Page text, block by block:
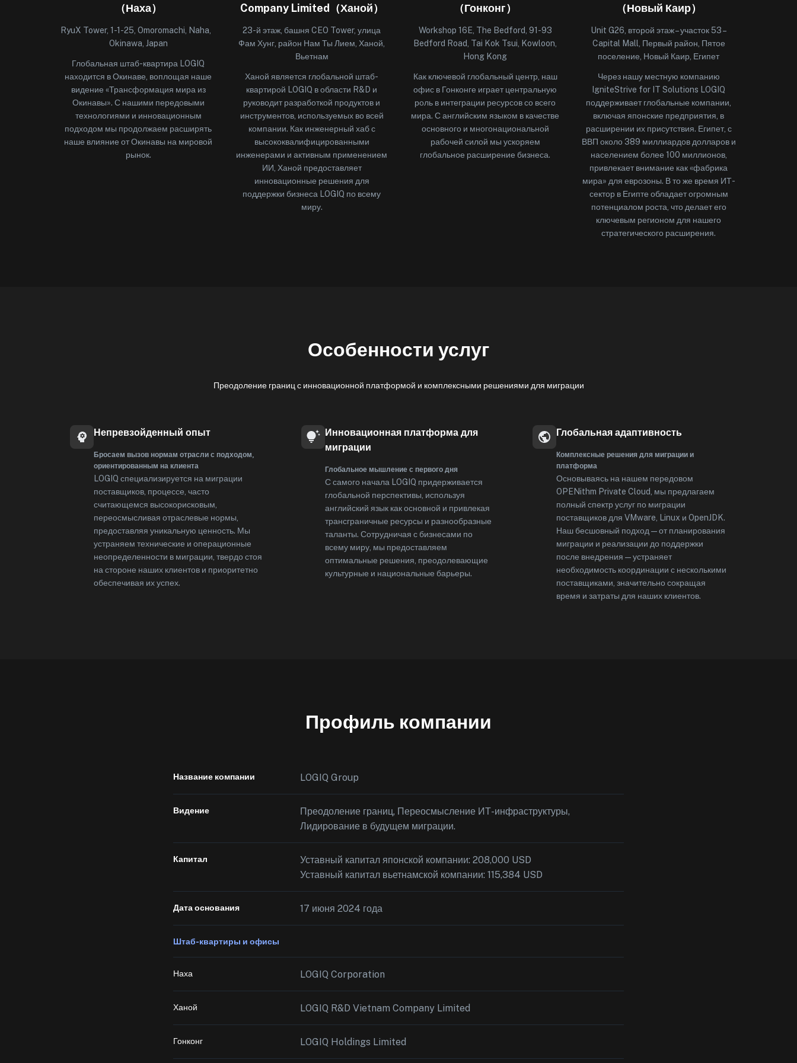
（Наха）
RyuX Tower, 1-1-25, Omoromachi, Naha,
Okinawa, Japan
Глобальная штаб-квартира LOGIQ
находится в Окинаве, воплощая наше
видение «Трансформация мира из
Окинавы». С нашими передовыми
технологиями и инновационным
подходом мы продолжаем расширять
наше влияние от Окинавы на мировой
рынок.
Company Limited（Ханой）
23-й этаж, башня CEO Tower, улица
Фам Хунг, район Нам Ты Лием, Ханой,
Вьетнам
Ханой является глобальной штаб-
квартирой LOGIQ в области R&D и
руководит разработкой продуктов и
инструментов, используемых во всей
компании. Как инженерный хаб с
высококвалифицированными
инженерами и активным применением
ИИ, Ханой предоставляет
инновационные решения для
поддержки бизнеса LOGIQ по всему
миру.
（Гонконг）
Workshop 16E, The Bedford, 91-93
Bedford Road, Tai Kok Tsui, Kowloon,
Hong Kong
Как ключевой глобальный центр, наш
офис в Гонконге играет центральную
роль в интеграции ресурсов со всего
мира. С английским языком в качестве
основного и многонациональной
рабочей силой мы ускоряем
глобальное расширение бизнеса.
（Новый Каир）
Unit G26, второй этаж – участок 53 –
Capital Mall, Первый район, Пятое
поселение, Новый Каир, Египет
Через нашу местную компанию
IgniteStrive for IT Solutions LOGIQ
поддерживает глобальные компании,
включая японские предприятия, в
расширении их присутствия. Египет, с
ВВП около 389 миллиардов долларов и
населением более 100 миллионов,
привлекает внимание как «фабрика
мира» для еврозоны. В то же время ИТ-
сектор в Египте обладает огромным
потенциалом роста, что делает его
ключевым регионом для нашего
стратегического расширения.
Особенности услуг
Преодоление границ с инновационной платформой и комплексными решениями для миграции
Непревзойденный опыт
Бросаем вызов нормам отрасли с подходом,
ориентированным на клиента
LOGIQ специализируется на миграции
поставщиков, процессе, часто
считающемся высокорисковым,
переосмысливая отраслевые нормы,
предоставляя уникальную ценность. Мы
устраняем технические и операционные
неопределенности в миграции, твердо стоя
на стороне наших клиентов и приоритетно
обеспечивая их успех.
Инновационная платформа для
миграции
Глобальное мышление с первого дня
С самого начала LOGIQ придерживается
глобальной перспективы, используя
английский язык как основной и привлекая
трансграничные ресурсы и разнообразные
таланты. Сотрудничая с бизнесами по
всему миру, мы предоставляем
оптимальные решения, преодолевающие
культурные и национальные барьеры.
Глобальная адаптивность
Комплексные решения для миграции и
платформа
Основываясь на нашем передовом
OPENithm Private Cloud, мы предлагаем
полный спектр услуг по миграции
поставщиков для VMware, Linux и OpenJDK.
Наш бесшовный подход — от планирования
миграции и реализации до поддержки
после внедрения — устраняет
необходимость координации с несколькими
поставщиками, значительно сокращая
время и затраты для наших клиентов.
Профиль компании
Название компании LOGIQ Group
Видение
Преодоление границ, Переосмысление ИТ-инфраструктуры,
Лидирование в будущем миграции.
Капитал
Уставный капитал японской компании: 208,000 USD
Уставный капитал вьетнамской компании: 115,384 USD
Дата основания 17 июня 2024 года
Штаб-квартиры и офисы
Наха LOGIQ Corporation
Ханой LOGIQ R&D Vietnam Company Limited
Гонконг LOGIQ Holdings Limited